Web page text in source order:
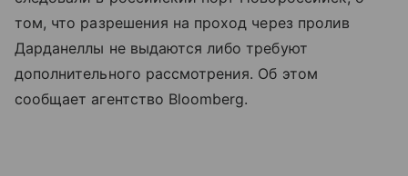
том, что разрешения на проход через пролив
Дарданеллы не выдаются либо требуют
дополнительного рассмотрения. Об этом
сообщает агентство Bloomberg.